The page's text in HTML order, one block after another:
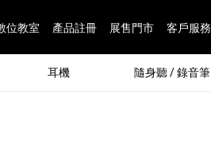
位教室 產品註冊 展售門市 客戶服務
耳機 隨身聽 / 錄音筆